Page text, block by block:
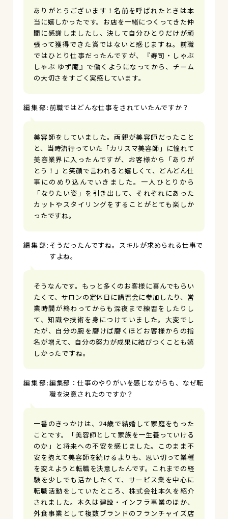
ありがとうございます！名前を呼ばれたときは本
当に嬉しかったです。お店を一緒につくってきた仲
間に感謝しましたし、決して自分ひとりだけが頑
張って獲得できた賞ではないと感じますね。前職
ではひとり仕事だったんですが、『寿司・しゃぶ
しゃぶ ゆず庵』で働くようになってから、チーム
の大切さをすごく実感しています。
前職ではどんな仕事をされていたんですか？
美容師をしていました。両親が美容師だったこと
と、当時流行っていた「カリスマ美容師」に憧れて
美容業界に入ったんですが、お客様から「ありが
とう！」と笑顔で言われると嬉しくて、どんどん仕
事にのめり込んでいきました。一人ひとりから
「なりたい姿」を引き出して、それぞれにあった
カットやスタイリングをすることがとても楽しか
ったですね。
そうだったんですね。スキルが求められる仕事で
すよね。
そうなんです。もっと多くのお客様に喜んでもらい
たくて、サロンの定休日に講習会に参加したり、営
業時間が終わってからも深夜まで練習をしたりし
て、知識や技術を身につけていました。大変でし
たが、自分の腕を磨けば磨くほどお客様からの指
名が増えて、自分の努力が成果に結びつくことも嬉
しかったですね。
編集部：仕事のやりがいを感じながらも、なぜ転
職を決意されたのですか？
一番のきっかけは、24歳で結婚して家庭をもった
ことです。「美容師として家族を一生養っていける
のか」と将来への不安を感じました。このまま不
安を抱えて美容師を続けるよりも、思い切って業種
を変えようと転職を決意したんです。これまでの経
験を少しでも活かしたくて、サービス業を中心に
転職活動をしていたところ、株式会社本久を紹介
されました。本久は建設・インフラ事業のほか、
外食事業として複数ブランドのフランチャイズ店